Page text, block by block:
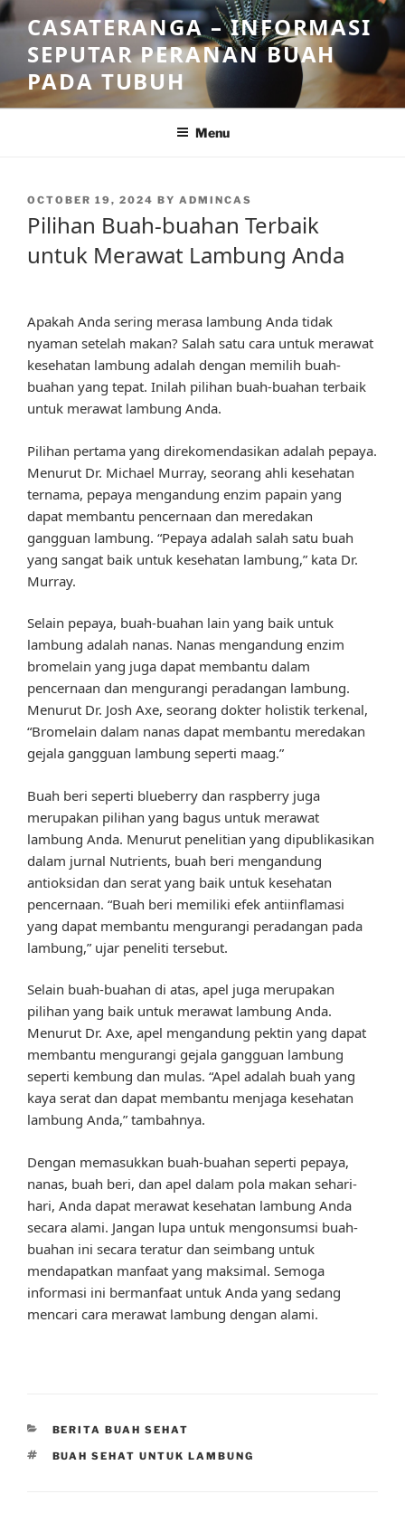
Skip
to
content
CASATERANGA – INFORMASI
SEPUTAR PERANAN BUAH
PADA TUBUH
Menu
POSTED
ON
OCTOBER 19, 2024 BY ADMINCAS
Pilihan Buah-buahan Terbaik
untuk Merawat Lambung Anda
Apakah Anda sering merasa lambung Anda tidak
nyaman setelah makan? Salah satu cara untuk merawat
kesehatan lambung adalah dengan memilih buah-
buahan yang tepat. Inilah pilihan buah-buahan terbaik
untuk merawat lambung Anda.
Pilihan pertama yang direkomendasikan adalah pepaya.
Menurut Dr. Michael Murray, seorang ahli kesehatan
ternama, pepaya mengandung enzim papain yang
dapat membantu pencernaan dan meredakan
gangguan lambung. “Pepaya adalah salah satu buah
yang sangat baik untuk kesehatan lambung,” kata Dr.
Murray.
Selain pepaya, buah-buahan lain yang baik untuk
lambung adalah nanas. Nanas mengandung enzim
bromelain yang juga dapat membantu dalam
pencernaan dan mengurangi peradangan lambung.
Menurut Dr. Josh Axe, seorang dokter holistik terkenal,
“Bromelain dalam nanas dapat membantu meredakan
gejala gangguan lambung seperti maag.”
Buah beri seperti blueberry dan raspberry juga
merupakan pilihan yang bagus untuk merawat
lambung Anda. Menurut penelitian yang dipublikasikan
dalam jurnal Nutrients, buah beri mengandung
antioksidan dan serat yang baik untuk kesehatan
pencernaan. “Buah beri memiliki efek antiinflamasi
yang dapat membantu mengurangi peradangan pada
lambung,” ujar peneliti tersebut.
Selain buah-buahan di atas, apel juga merupakan
pilihan yang baik untuk merawat lambung Anda.
Menurut Dr. Axe, apel mengandung pektin yang dapat
membantu mengurangi gejala gangguan lambung
seperti kembung dan mulas. “Apel adalah buah yang
kaya serat dan dapat membantu menjaga kesehatan
lambung Anda,” tambahnya.
Dengan memasukkan buah-buahan seperti pepaya,
nanas, buah beri, dan apel dalam pola makan sehari-
hari, Anda dapat merawat kesehatan lambung Anda
secara alami. Jangan lupa untuk mengonsumsi buah-
buahan ini secara teratur dan seimbang untuk
mendapatkan manfaat yang maksimal. Semoga
informasi ini bermanfaat untuk Anda yang sedang
mencari cara merawat lambung dengan alami.
CATEGORIES
BERITA BUAH SEHAT
TAGS
BUAH SEHAT UNTUK LAMBUNG